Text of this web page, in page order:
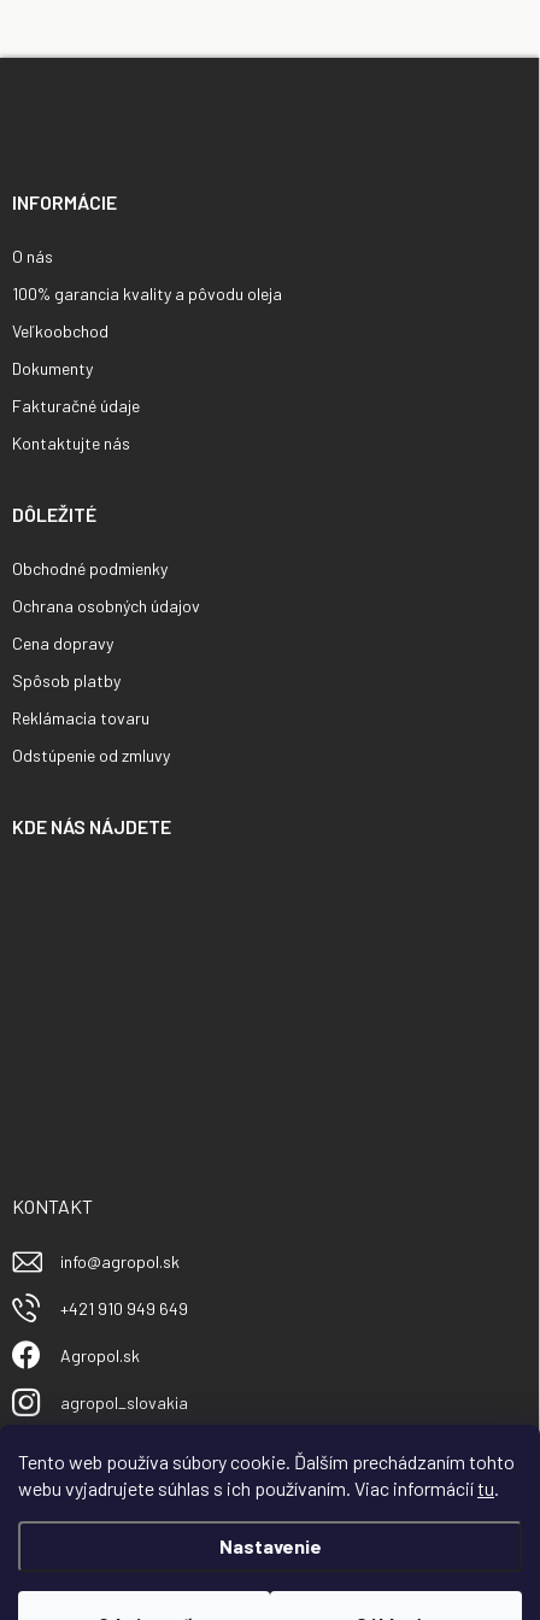
Tento web používa súbory cookie. Ďalším prechádzaním tohto
webu vyjadrujete súhlas s ich používaním. Viac informáciítu.
Nastavenie
Vážený obchodný partner, zákazník, spoločnosť
celozávodnú dovolenku. Objednávky začneme expedovať
INFORMÁCIE
O nás
100% garancia kvality a pôvodu oleja
Veľkoobchod
Dokumenty
Fakturačné údaje
Kontaktujte nás
DÔLEŽITÉ
Obchodné podmienky
Ochrana osobných údajov
Cena dopravy
Spôsob platby
Reklámacia tovaru
Odstúpenie od zmluvy
KDE NÁS NÁJDETE
KONTAKT
info@agropol.sk
+421 910 949 649
Agropol.sk
agropol_slovakia
Copyright 2026